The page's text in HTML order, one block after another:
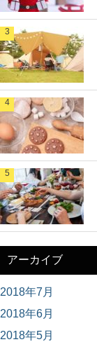
アーカイブ
2018年7月
2018年6月
2018年5月